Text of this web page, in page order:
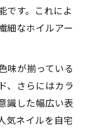
人気ネイル
気ネイルホ
気ネイルの
単サロン風
です。これによ
細なホイルアー
味が揃っている
、さらにはカラ
識した幅広い表
気ネイルを自宅